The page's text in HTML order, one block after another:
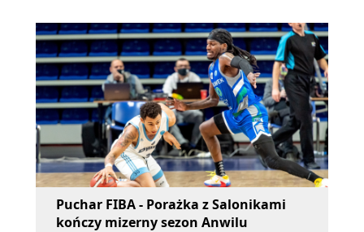
Puchar FIBA - Porażka z Salonikami
kończy mizerny sezon Anwilu